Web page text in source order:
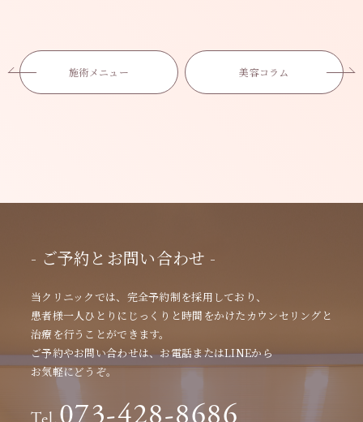
施術メニュー 美容コラム
- ご予約とお問い合わせ -
当クリニックでは、完全予約制を採用しており、
患者様一人ひとりにじっくりと時間をかけたカウンセリングと
治療を行うことができます。
ご予約やお問い合わせは、お電話またはLINEから
お気軽にどうぞ。